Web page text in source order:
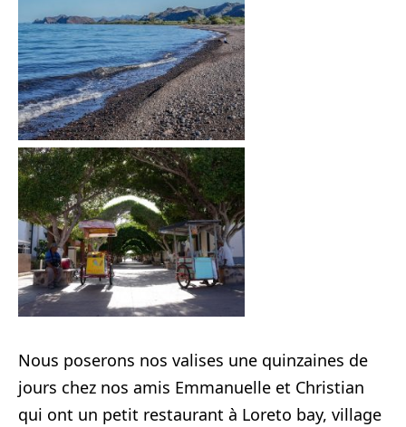
Nous poserons nos valises une quinzaines de
jours chez nos amis Emmanuelle et Christian
qui ont un petit restaurant à Loreto bay, village